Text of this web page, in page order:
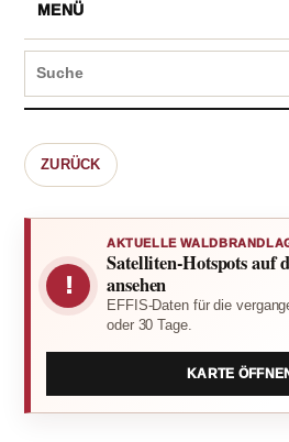
MENÜ
ZURÜCK
!
AKTUELLE
Satelliten-Hotspots auf
ansehen
EFFIS-Daten für die
oder 30 Tage.
KARTE